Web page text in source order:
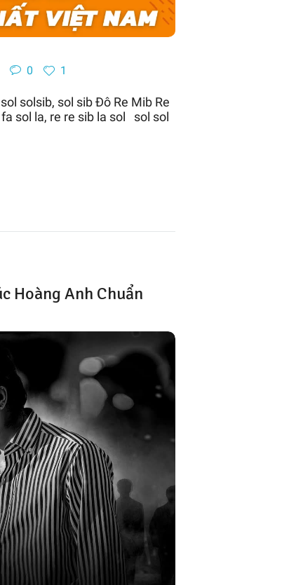
0 1
solsib, sol sib Đô Re Mib Re
fa sol la, re re sib la sol sol sol
Hoàng Anh Chuẩn